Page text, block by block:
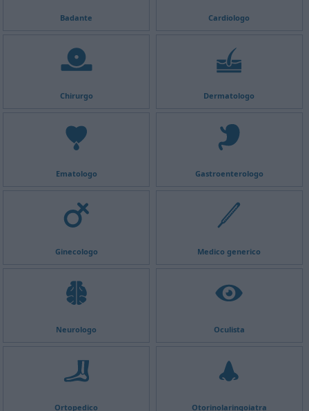
Badante Cardiologo
Chirurgo Dermatologo
Ematologo Gastroenterologo
Ginecologo Medico generico
Neurologo Oculista
Ortopedico Otorinolaringoiatra